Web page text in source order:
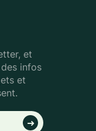
et
infos
et